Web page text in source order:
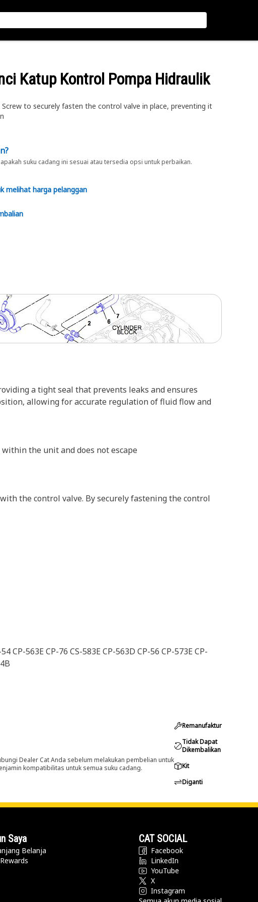
Katup Kontrol Pompa Hidraulik
to securely fasten the control valve in place, preventing it
suku cadang ini sesuai atau tersedia opsi untuk perbaikan.
melihat harga pelanggan
a tight seal that prevents leaks and ensures
allowing for accurate regulation of fluid flow and
the unit and does not escape
the control valve. By securely fastening the control
CP-563E CP-76 CS-583E CP-563D CP-56 CP-573E CP-
Dealer Cat Anda sebelum melakukan pembelian untuk
kompatibilitas untuk semua suku cadang.
Remanufaktur
Tidak Dapat
Dikembalikan
Kit
Diganti
Saya
Belanja
CAT SOCIAL
Facebook
LinkedIn
YouTube
X
Instagram